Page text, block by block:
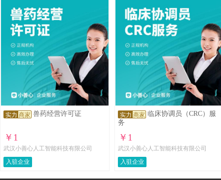
实力 商家 兽药经营许可证
￥1
武汉小善心人工智能科技有限公司
入驻企业
实力 商家 临床协调员（CRC）服
务
￥1
武汉小善心人工智能科技有限公司
入驻企业